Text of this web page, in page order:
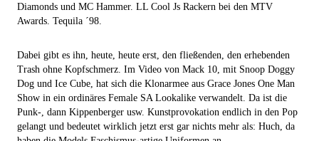
Diamonds und MC Hammer. LL Cool Js Rackern bei den MTV
Awards. Tequila ´98.
Dabei gibt es ihn, heute, heute erst, den fließenden, den erhebenden
Trash ohne Kopfschmerz. Im Video von Mack 10, mit Snoop Doggy
Dog und Ice Cube, hat sich die Klonarmee aus Grace Jones One Man
Show in ein ordinäres Female SA Lookalike verwandelt. Da ist die
Punk-, dann Kippenberger usw. Kunstprovokation endlich in den Pop
gelangt und bedeutet wirklich jetzt erst gar nichts mehr als: Huch, da